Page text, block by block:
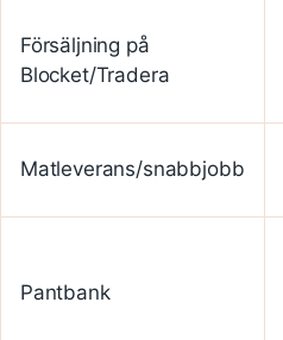
Försäljning på
Blocket/Tradera
Matleverans/snabbjobb
Pantbank